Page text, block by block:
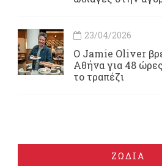
23/04/2026
Ο Jamie Oliver
Αθήνα για 48
το τραπέζι
ΖΩΔΙΑ